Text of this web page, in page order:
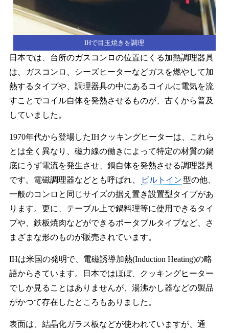
IHで目玉焼きを調理
日本では、台所のガスコンロの位置にくる加熱調理器具
は、ガスコンロ、シーズヒーターなどガスを燃やして加
熱するタイプや、調理器具の中にあるコイルに電気を流
すことでコイル自体を発熱させるものが、古くから普及
していました。
1970年代から登場したIHクッキングヒーターは、これら
とは全く異なり、磁力線の働きによって特定の材質の鍋
底にうず電流を発生させ、鍋自体を発熱させる調理器具
です。電磁調理器などとも呼ばれ、
ビルトイン型の他、
一般のコンロと同じサイズの据え置き設置型タイプがあ
ります。更に、テーブル上で鍋料理等に使用できるタイ
プや、鉄板焼肉などができるポータブルタイプなど、さ
まざまな形のものが販売されています。
IHは米国の発明で、電磁誘導加熱(Induction Heating)の略
語からきています。日本ではほぼ、クッキングヒーター
でしか見ることはありませんが、湯沸かし器などの製品
がかつて存在したところもありました。
表面は、結晶化ガラス板などが使われていますが、通